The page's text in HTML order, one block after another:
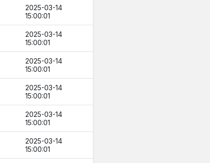
2025-03-14
15:00:01
2025-03-14
15:00:01
2025-03-14
15:00:01
2025-03-14
15:00:01
2025-03-14
15:00:01
2025-03-14
15:00:01